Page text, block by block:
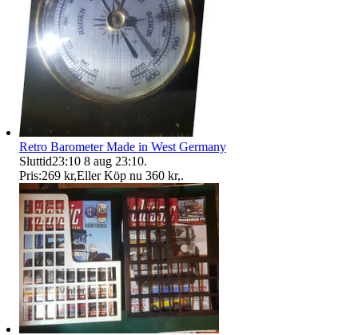
Retro Barometer Made in West Germany
Sluttid23:10 8 aug 23:10.
Pris:269 kr,Eller Köp nu 360 kr,.